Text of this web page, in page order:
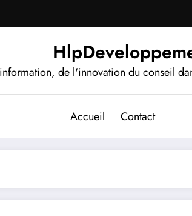
de l'innovation du conseil
Accueil Contact